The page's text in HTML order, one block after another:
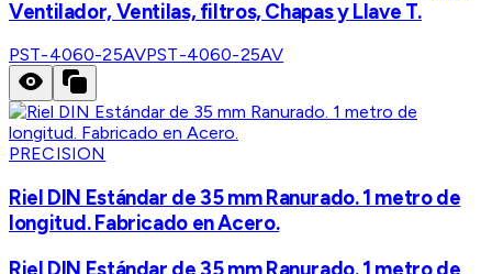
Ventilador, Ventilas, filtros, Chapas y Llave T.
PST-4060-25AVPST-4060-25AV
PRECISION
Riel DIN Estándar de 35 mm Ranurado. 1 metro de
longitud. Fabricado en Acero.
Riel DIN Estándar de 35 mm Ranurado. 1 metro de